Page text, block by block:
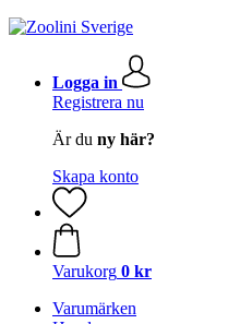
Logga in
Registrera nu
Är du ny här?
Skapa konto
Varukorg 0 kr
Varumärken